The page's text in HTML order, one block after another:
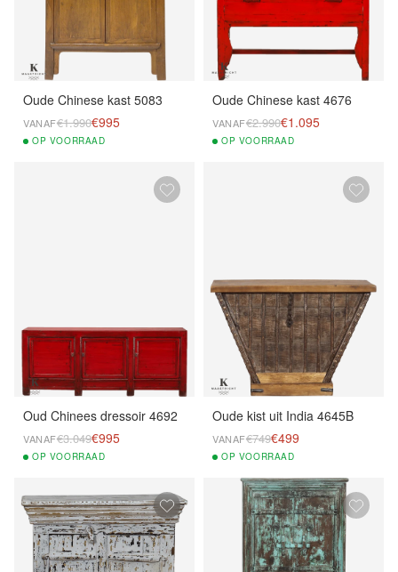
Oude Chinese kast 5083
VANAF€1.990€995
OP VOORRAAD
Oude Chinese kast 4676
VANAF€2.990€1.095
OP VOORRAAD
Oud Chinees dressoir 4692
VANAF€3.049€995
OP VOORRAAD
Oude kist uit India 4645B
VANAF€749€499
OP VOORRAAD